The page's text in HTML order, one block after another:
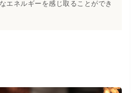
エネルギーを感じ取ることができ